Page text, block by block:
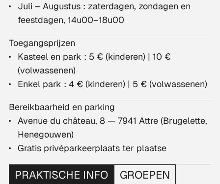
Juli – Augustus : zaterdagen, zondagen en
feestdagen, 14u00–18u00
Toegangsprijzen
Kasteel en park : 5 € (kinderen) | 10 €
(volwassenen)
Enkel park : 4 € (kinderen) | 5 € (volwassenen)
Bereikbaarheid en parking
Avenue du château, 8 — 7941 Attre (Brugelette,
Henegouwen)
Gratis privéparkeerplaats ter plaatse
PRAKTISCHE INFO GROEPEN